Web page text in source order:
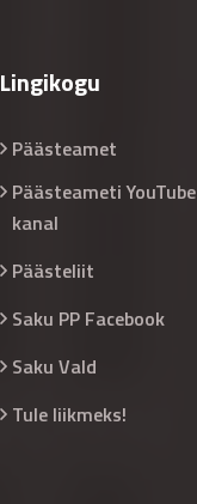
Lingikogu
Päästeamet
Päästeameti YouTube
kanal
Päästeliit
Saku PP Facebook
Saku Vald
Tule liikmeks!